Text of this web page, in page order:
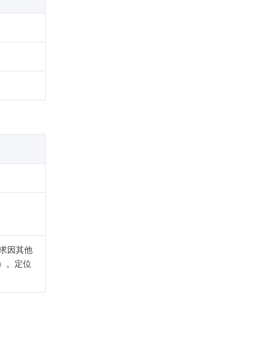
因其他
。定位